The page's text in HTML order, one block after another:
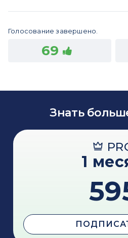
Голосование завершено.
69
Знать
1